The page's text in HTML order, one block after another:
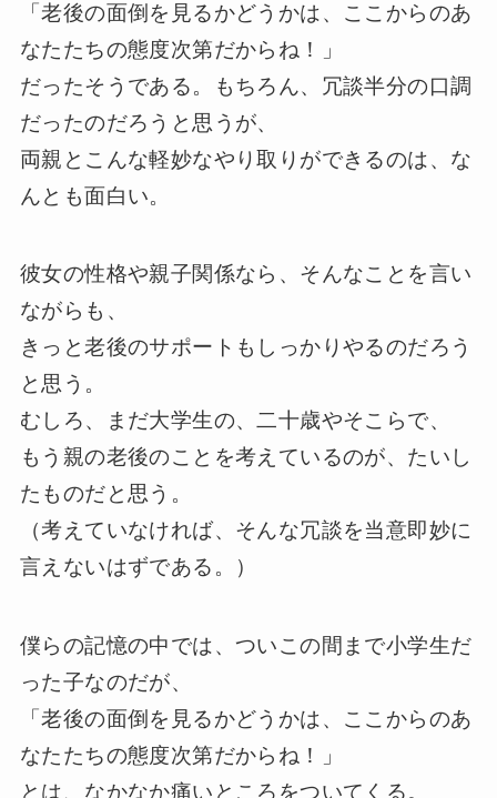
「老後の面倒を見るかどうかは、ここからのあ
なたたちの態度次第だからね！」
だったそうである。もちろん、冗談半分の口調
だったのだろうと思うが、
両親とこんな軽妙なやり取りができるのは、な
んとも面白い。
彼女の性格や親子関係なら、そんなことを言い
ながらも、
きっと老後のサポートもしっかりやるのだろう
と思う。
むしろ、まだ大学生の、二十歳やそこらで、
もう親の老後のことを考えているのが、たいし
たものだと思う。
（考えていなければ、そんな冗談を当意即妙に
言えないはずである。）
僕らの記憶の中では、ついこの間まで小学生だ
った子なのだが、
「老後の面倒を見るかどうかは、ここからのあ
なたたちの態度次第だからね！」
とは、なかなか痛いところをついてくる。